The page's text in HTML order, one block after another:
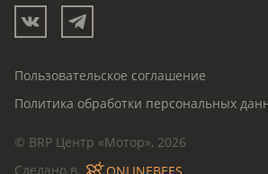
Пользовательское соглашение
Политика обработки персональных
© BRP Центр «Мотор», 2026
Сделано в